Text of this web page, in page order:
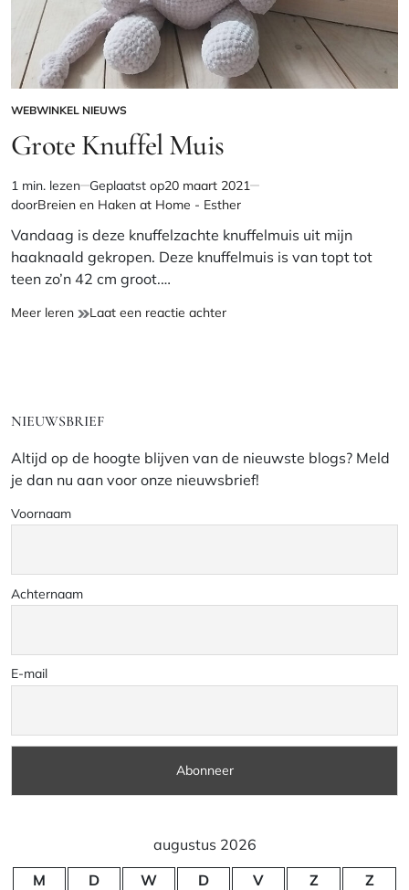
GEPLAATST
IN
WEBWINKEL NIEUWS
Grote Knuffel Muis
Geschatte
leestijd
1 min. lezen Geplaatst op20 maart 2021
doorBreien en Haken at Home - Esther
Vandaag is deze knuffelzachte knuffelmuis uit mijn
haaknaald gekropen. Deze knuffelmuis is van topt tot
teen zo’n 42 cm groot.…
Meer leren Grote
Laat een reactie achterop
NIEUWSBRIEF
Altijd op de hoogte blijven van de nieuwste blogs? Meld
je dan nu aan voor onze nieuwsbrief!
Voornaam
Achternaam
E-mail
augustus 2026
M
D W D V Z
Z